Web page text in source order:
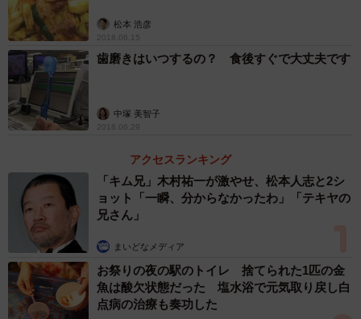
した。
また別の方からは「自分で薬剤を流し込んだり、毎回マ
ウスピースを清掃したりするのが手間でしたが、慣れれば
大丈夫でした。自分のペースで進めることができるのは魅
力ですし、片側（片顎）だけでもOK。価格もクリニックで
デュアルホワイトニングは、オフィスホワイトニングと
ホームホワイトニングを併用。使用する薬剤（ジェル）の
濃度がそれぞれ異なっており、薬剤の浸透範囲や漂白作用
に違いがあります。その両方を併用することでより広範囲
に薬剤が浸透され、どちらか一方の時よりも透明感のある
松本 浩彦
2018.06.15
歯磨きはいつするの？ 食後すぐで大丈夫です
中塚 美智子
2018.06.29
アクセスランキング
「キム兄」木村祐一が激やせ、松本人志と2シ
ョット「一瞬、分からなかったわ」「テキヤの
兄さん」
まいどなメディア
お祭りの夜の駅のトイレ 捨てられた1匹の金
魚は酸欠状態だった 塩水浴で元気取り戻し白
点病の治療も奏功した